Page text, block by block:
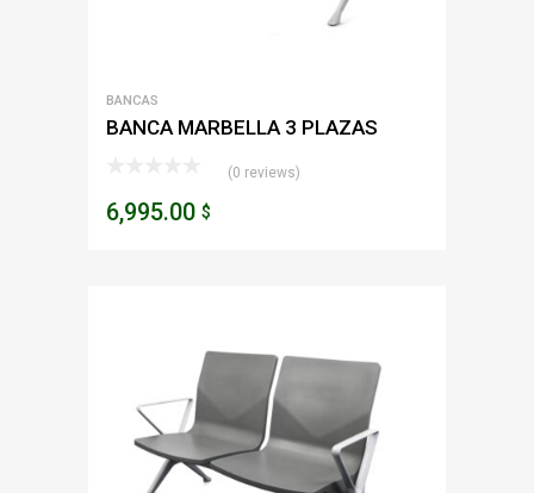
BANCAS
BANCA MARBELLA 3 PLAZAS
(0 reviews)
6,995.00 $